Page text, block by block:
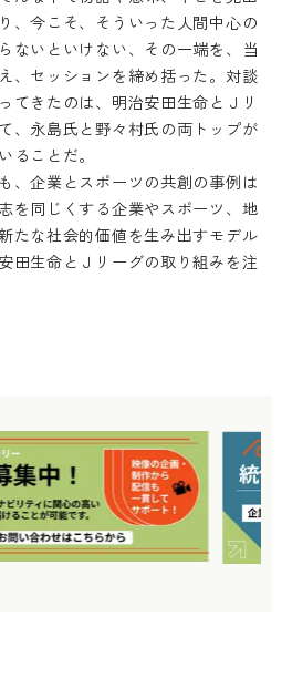
、今こそ、そういった人間中心の
ないといけない、その一端を、当
、セッションを締め括った。対談
てきたのは、明治安田生命とＪリ
、永島氏と野々村氏の両トップが
ることだ。
、企業とスポーツの共創の事例は
を同じくする企業やスポーツ、地
たな社会的価値を生み出すモデル
田生命とＪリーグの取り組みを注